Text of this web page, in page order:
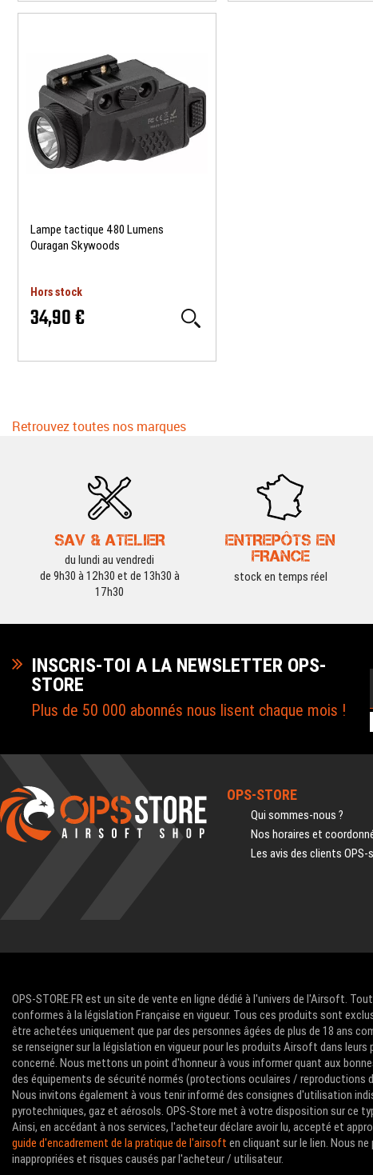
Lampe tactique 480 Lumens
Ouragan Skywoods
Hors stock
34,90 €
Retrouvez toutes nos marques
SAV & ATELIER
du lundi au vendredi
de 9h30 à 12h30 et de 13h30 à
17h30
ENTREPÔTS EN
FRANCE
stock en temps réel
INSCRIS-TOI A LA NEWSLETTER OPS-
STORE
Plus de 50 000 abonnés nous lisent chaque mois !
OPS-STORE
Qui sommes-nous ?
Nos horaires et
Les avis des clients OPS-
OPS-STORE.FR est un site de vente en ligne dédié à l'univers de l'Airsoft.
conformes à la législation Française en vigueur. Tous ces produits sont
être achetées uniquement que par des personnes âgées de plus de 18 ans
se renseigner sur la législation en vigueur pour les produits Airsoft dans
concerné. Nous mettons un point d'honneur à vous informer quant aux
des équipements de sécurité normés (protections oculaires /
Nous invitons également à vous tenir informé des consignes d'utilisation
pyrotechniques, gaz et aérosols. OPS-Store met à votre disposition sur ce
Ainsi, en accédant à nos services, l'acheteur déclare avoir lu, accepté et
guide d'encadrement de la pratique de l'airsoft en cliquant sur le lien. Nous
inappropriées et risques causés par l'acheteur / utilisateur.